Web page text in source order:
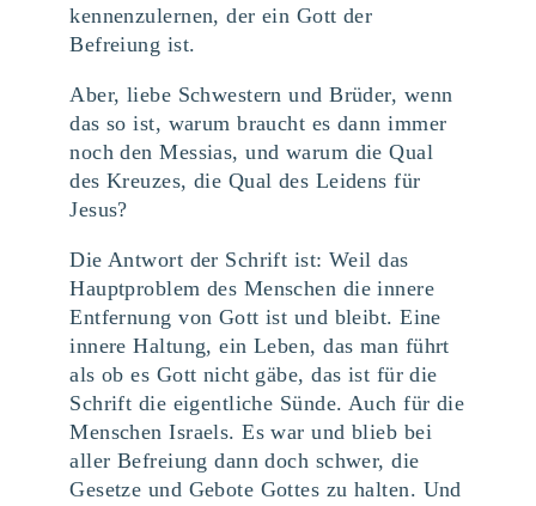
kennenzulernen, der ein Gott der
Befreiung ist.
Aber, liebe Schwestern und Brüder, wenn
das so ist, warum braucht es dann immer
noch den Messias, und warum die Qual
des Kreuzes, die Qual des Leidens für
Jesus?
Die Antwort der Schrift ist: Weil das
Hauptproblem des Menschen die innere
Entfernung von Gott ist und bleibt. Eine
innere Haltung, ein Leben, das man führt
als ob es Gott nicht gäbe, das ist für die
Schrift die eigentliche Sünde. Auch für die
Menschen Israels. Es war und blieb bei
aller Befreiung dann doch schwer, die
Gesetze und Gebote Gottes zu halten. Und